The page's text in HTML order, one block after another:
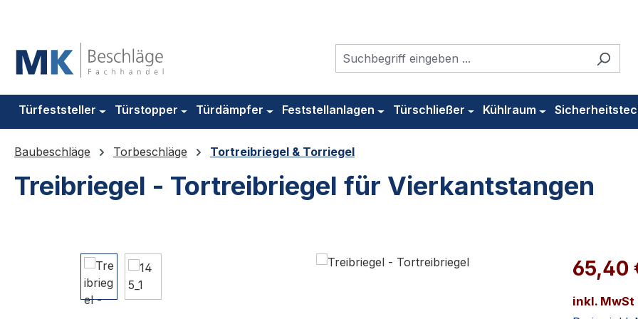
Türfeststeller Türstopper Türdämpfer Feststellanlagen Türschließer Kühlraum
Baubeschläge Torbeschläge Tortreibriegel & Torriegel
Treibriegel - Tortreibriegel für Vierkantstangen
65,40
inkl. MwSt